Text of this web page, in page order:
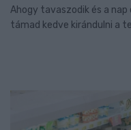
Ahogy tavaszodik és a
támad kedve kirándulni a